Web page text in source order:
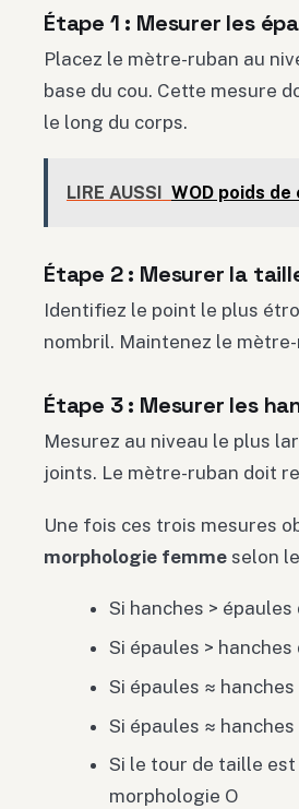
Étape 1 : Mesurer les
Placez le mètre-ruban au
base du cou. Cette mesure
le long du corps.
LIRE AUSSI WOD poids
Étape 2 : Mesurer la
Identifiez le point le plus
nombril. Maintenez le
Étape 3 : Mesurer les
Mesurez au niveau le plus
joints. Le mètre-ruban doit
Une fois ces trois mesures
morphologie femme selon
Si hanches >
Si épaules >
Si épaules ≈
Si épaules ≈
Si le tour de taille est
morphologie O